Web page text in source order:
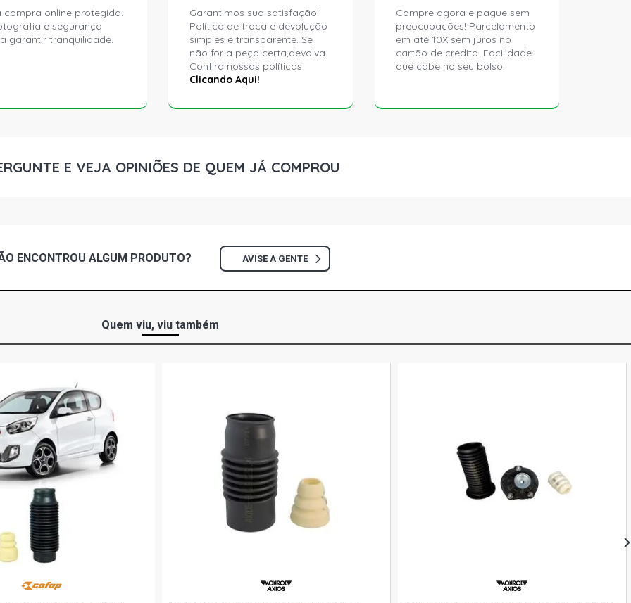
2008)
CLIO RN HATCH 1.0 8V D7D GASOLINA (2000 -
2006)
2008)
CLIO DYNAMIQUE HATCH 1.6 16V FLEX (2005 -
CLIO RN HATCH 1.6 16V GASOLINA (2000 - 2005)
CLIO RL HATCH 1.6 8V GASOLINA (1996 - 2000)
CLIO RN HATCH 1.6 8V GASOLINA (1996 - 2002)
CLIO RT HATCH 1.6 8V GASOLINA (1996 - 2002)
2016)
compra online protegida.
e segurança
garantir tranquilidade.
Garantimos sua satisfação!
Política de troca e devolução
simples e transparente. Se
não for a peça certa,devolva.
Confira nossas políticas
Clicando Aqui!
Compre agora e pague sem
preocupações! Parcelamento
em até 10X sem juros no
cartão de crédito. Facilidade
que cabe no seu bolso.
E VEJA OPINIÕES DE QUEM JÁ COMPROU
ENCONTROU ALGUM PRODUTO? AVISE A GENTE
Quem viu, viu também